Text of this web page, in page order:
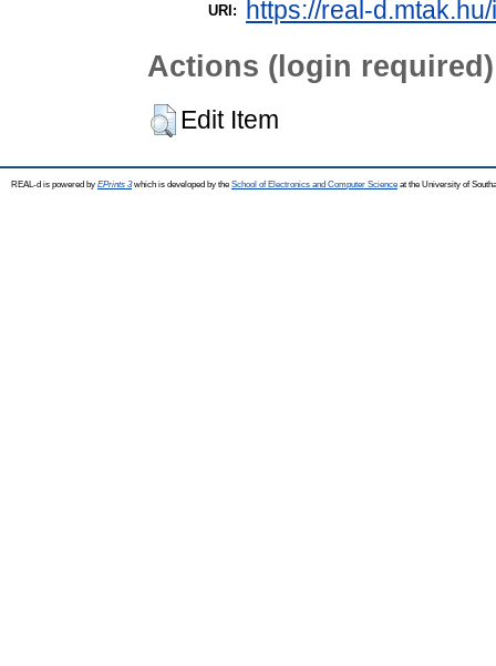
URI: https://real-
Actions (login required)
Edit Item
REAL-d is powered by EPrints 3which is developed by the School of Electronics and Computer Science at the University of